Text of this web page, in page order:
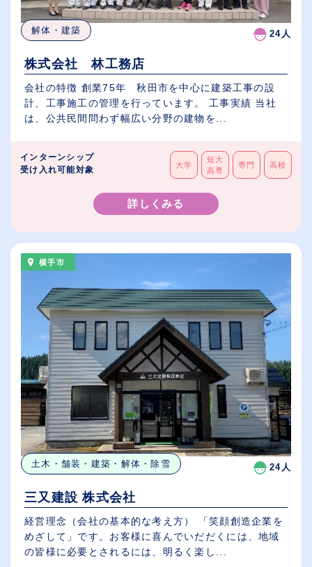
解体・建築 24人
株式会社 林工務店
会社の特徴 創業75年 秋田市を中心に建築工事の設
計、工事施工の管理を行っています。 工事実績 当社
は、公共民間問わず幅広い分野の建物を...
インターンシップ
受け入れ可能対象
大学
短大
高専
専門 高校
詳しくみる
横手市
土木・舗装・建築・解体・除雪 24人
三又建設 株式会社
経営理念（会社の基本的な考え方） 「笑顔創造企業を
めざして」です。お客様に喜んでいだだくには、地域
の皆様に必要とされるには、明るく楽し...